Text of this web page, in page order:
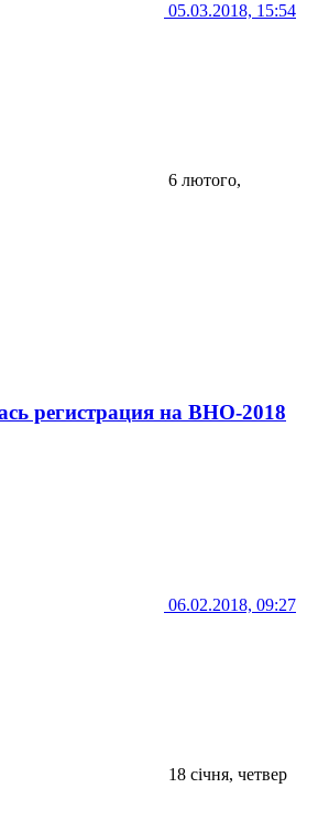
05.03.2018, 15:54
6 лютого,
регистрация на ВНО-2018
06.02.2018, 09:27
18 січня, четвер